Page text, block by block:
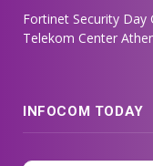
Fortinet Security Day
Telekom Center
INFOCOM TODAY